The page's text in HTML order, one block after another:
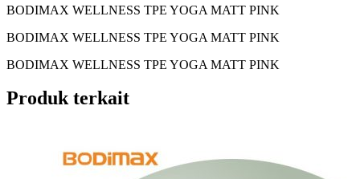
BODIMAX WELLNESS TPE YOGA MATT PINK
BODIMAX WELLNESS TPE YOGA MATT PINK
BODIMAX WELLNESS TPE YOGA MATT PINK
Produk terkait